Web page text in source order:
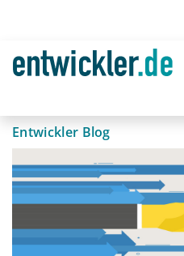
Entwickler Blog